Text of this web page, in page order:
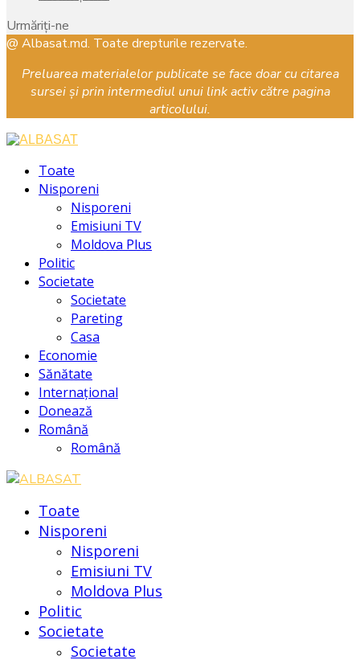
Urmăriți-ne
Facebook
Instagram
Youtube
@ Albasat.md. Toate drepturile rezervate.
Preluarea materialelor publicate se face doar cu citarea
sursei și prin intermediul unui link activ către pagina
articolului.
Toate
Nisporeni
Nisporeni
Emisiuni TV
Moldova Plus
Politic
Societate
Societate
Pareting
Casa
Economie
Sănătate
Internațional
Donează
Română
Română
Toate
Nisporeni
Nisporeni
Emisiuni TV
Moldova Plus
Politic
Societate
Societate